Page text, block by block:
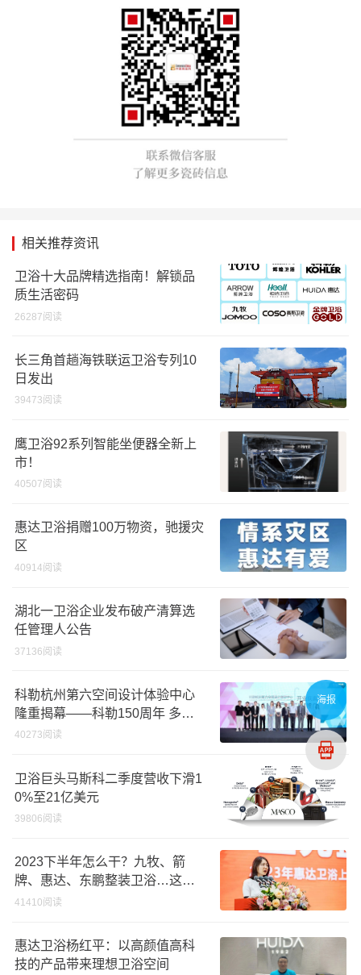
相关推荐资讯
卫浴十大品牌精选指南！解锁品
质生活密码
26287阅读
长三角首趟海铁联运卫浴专列10
日发出
39473阅读
鹰卫浴92系列智能坐便器全新上
市！
40507阅读
惠达卫浴捐赠100万物资，驰援灾
区
40914阅读
湖北一卫浴企业发布破产清算选
任管理人公告
37136阅读
科勒杭州第六空间设计体验中心
隆重揭幕——科勒150周年 多维
诠释优雅生活美学
40273阅读
卫浴巨头马斯科二季度营收下滑1
0%至21亿美元
39806阅读
2023下半年怎么干？九牧、箭
牌、惠达、东鹏整装卫浴…这样
说
41410阅读
惠达卫浴杨红平：以高颜值高科
技的产品带来理想卫浴空间
海报